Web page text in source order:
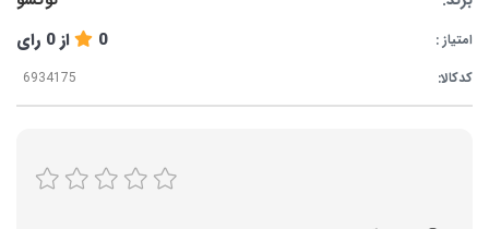
امتیاز : 0 از0 رای
کدکالا: